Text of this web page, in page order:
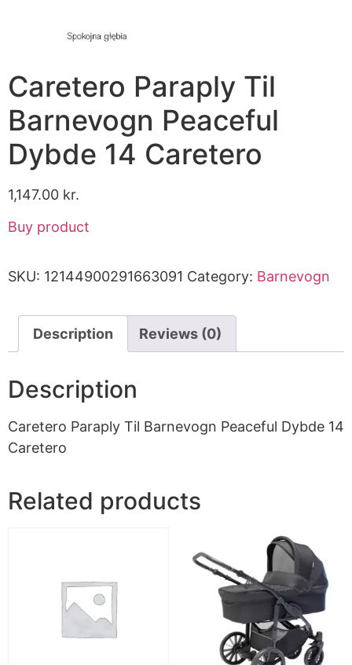
Caretero Paraply Til
Barnevogn Peaceful
Dybde 14 Caretero
1,147.00 kr.
Buy product
SKU: 12144900291663091 Category: Barnevogn
Description Reviews (0)
Description
Caretero Paraply Til Barnevogn Peaceful Dybde 14
Caretero
Related products